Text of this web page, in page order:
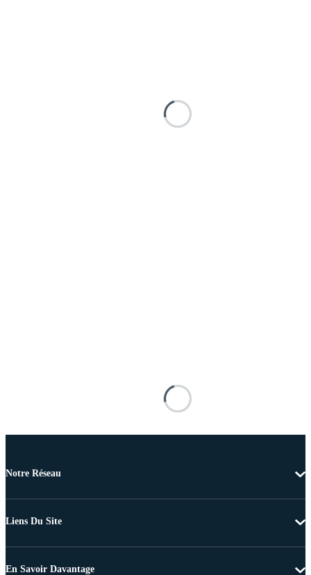
Notre Réseau
Liens Du Site
En Savoir Davantage